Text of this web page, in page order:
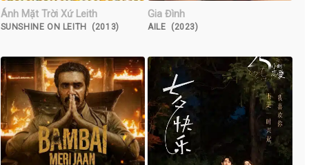
Ánh Mặt Trời Xứ Leith
SUNSHINE ON LEITH (2013)
Gia Đình
AILE (2023)